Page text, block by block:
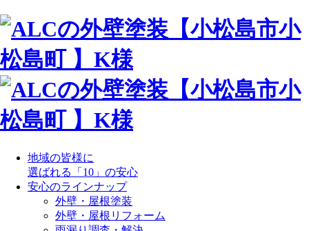
地域の皆様に
選ばれる「10」の安心
安心のラインナップ
外壁・屋根塗装
外壁・屋根リフォーム